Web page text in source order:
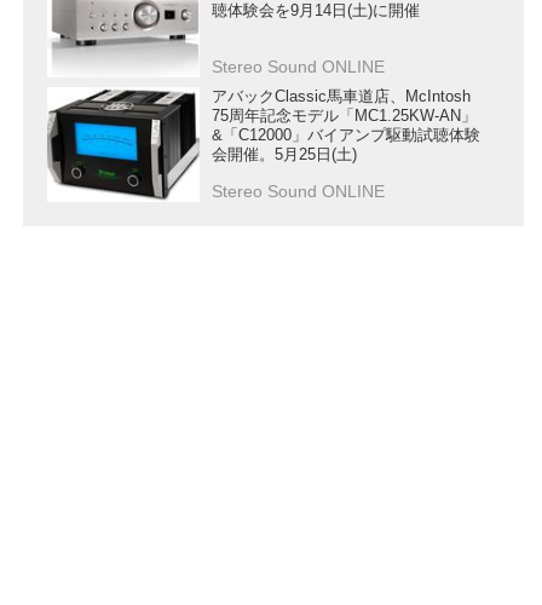
聴体験会を9月14日(土)に開催
Stereo Sound ONLINE
アバックClassic馬車道店、McIntosh
75周年記念モデル「MC1.25KW-AN」
&「C12000」バイアンプ駆動試聴体験
会開催。5月25日(土)
Stereo Sound ONLINE